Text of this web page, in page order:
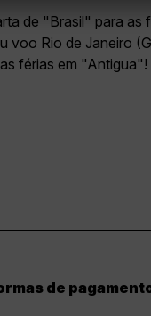
de "Brasil" para as
voo Rio de Janeiro
férias em "Antigua"!
de